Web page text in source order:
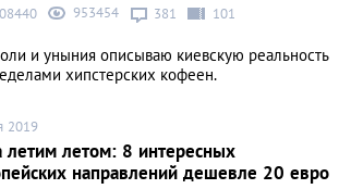
953454 381 101
и уныния описываю киевскую реальность
хипстерских кофеен.
2019
летим летом: 8 интересных
направлений дешевле 20 евро